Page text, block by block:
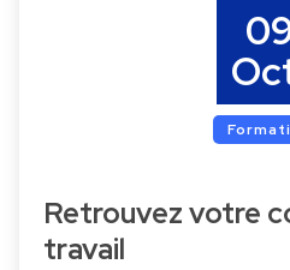
Retrouvez votre concentration au
travail